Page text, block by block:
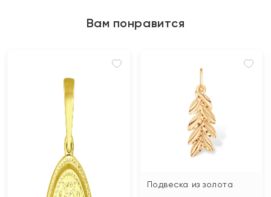
Вам понравится
Подвеска из золота